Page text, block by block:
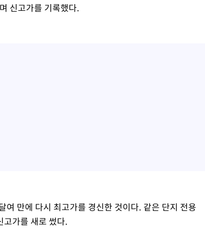
신고가를 기록했다.
여 만에 다시 최고가를 경신한 것이다. 같은 단지 전용
고가를 새로 썼다.